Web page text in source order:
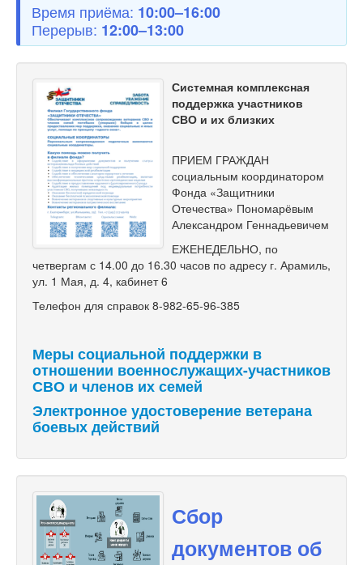
Время приёма: 10:00–16:00
Перерыв: 12:00–13:00
Системная комплексная
поддержка участников
СВО и их близких
ПРИЕМ ГРАЖДАН
социальным координатором
Фонда «Защитники
Отечества» Пономарёвым
Александром Геннадьевичем
ЕЖЕНЕДЕЛЬНО, по
четвергам с 14.00 до 16.30 часов по адресу г. Арамиль,
ул. 1 Мая, д. 4, кабинет 6
Телефон для справок 8-982-65-96-385
Меры социальной поддержки в
отношении военнослужащих-участников
СВО и членов их семей
Электронное удостоверение ветерана
боевых действий
Сбор
документов об